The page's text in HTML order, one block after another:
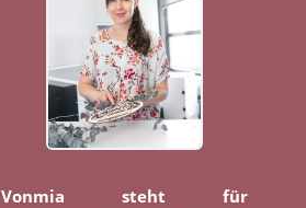
Vonmia steht für